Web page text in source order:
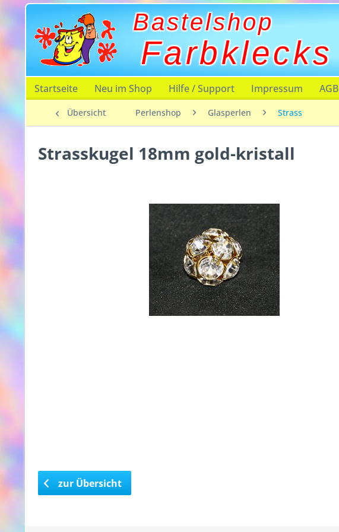
Bastelshop
Farbklecks
Startseite Neu im Shop Hilfe / Support Impressum AGB
Übersicht Perlenshop Glasperlen Strass
Strasskugel 18mm gold-kristall
zur Übersicht